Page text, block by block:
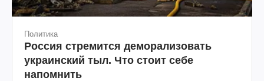
Политика
Россия стремится деморализовать
украинский тыл. Что стоит себе
напомнить